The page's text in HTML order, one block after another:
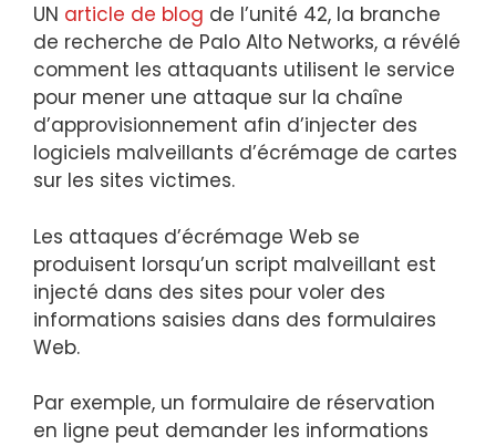
UN article de blog de l’unité 42, la branche
de recherche de Palo Alto Networks, a révélé
comment les attaquants utilisent le service
pour mener une attaque sur la chaîne
d’approvisionnement afin d’injecter des
logiciels malveillants d’écrémage de cartes
sur les sites victimes.
Les attaques d’écrémage Web se
produisent lorsqu’un script malveillant est
injecté dans des sites pour voler des
informations saisies dans des formulaires
Web.
Par exemple, un formulaire de réservation
en ligne peut demander les informations